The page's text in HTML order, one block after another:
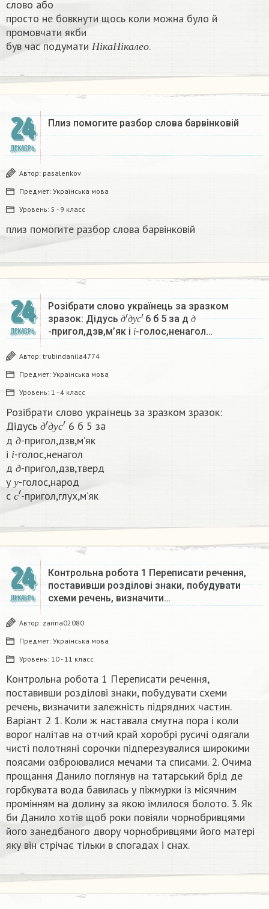
слово або
просто не бовкнути щось коли можна було й
промовчати якби
був час подумати
Н і к а Н і к ал е о .​
24
ДЕКАБРЬ
Плиз помогите разбор слова барвінковій
Автор: pasalenkov
Предмет: Українська мова
Уровень: 5 - 9 класс
плиз помогите разбор слова барвінковій
24
ДЕКАБРЬ
Розібрати слово українець за зразком
зразок: Дідусь д д у с
д′дус′
6 б 5 за дд
д
-пригол,дзв,м’як і і
і
-голос,ненагол…
Автор: trubindanila4774
Предмет: Українська мова
Уровень: 1 - 4 класс
Розібрати слово українець за зразком зразок:
Дідусь
д д у с
д′дус′
6 б 5 за
д
д
д
-пригол,дзв,м’як
і
і
і
-голос,ненагол
д
д
д
-пригол,дзв,тверд
у
у
у
-голос,народ
с
с
с′
-пригол,глух,м’як​
24
ДЕКАБРЬ
Контрольна робота 1 Переписати речення,
поставивши розділові знаки, побудувати
схеми речень, визначити…
Автор: zarina02080
Предмет: Українська мова
Уровень: 10 - 11 класс
Контрольна робота 1 Переписати речення,
поставивши розділові знаки, побудувати схеми
речень, визначити залежність підрядних частин.
Варіант 2 1. Коли ж наставала смутна пора і коли
ворог налітав на отчий край хоробрі русичі одягали
чисті полотняні сорочки підперезувалися широкими
поясами озброювалися мечами та списами. 2. Очима
прощання Данило поглянув на татарський брід де
горбкувата вода бавилась у піжмурки із місячним
промінням на долину за якою імлилося болото. 3. Як
би Данило хотів щоб роки повіяли чорнобривцями
його занедбаного двору чорнобривцями його матері
яку він стрічає тільки в спогадах і снах.